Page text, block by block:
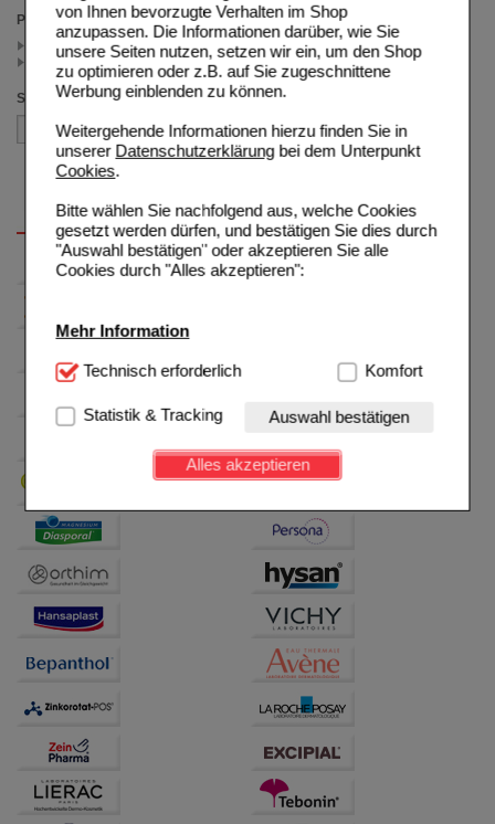
von Ihnen bevorzugte Verhalten im Shop
anzupassen. Die Informationen darüber, wie Sie
unsere Seiten nutzen, setzen wir ein, um den Shop
zu optimieren oder z.B. auf Sie zugeschnittene
Werbung einblenden zu können.
Weitergehende Informationen hierzu finden Sie in
unserer Datenschutzerklärungbei dem Unterpunkt
Cookies.
Bitte wählen Sie nachfolgend aus, welche Cookies
gesetzt werden dürfen, und bestätigen Sie dies durch
"Auswahl bestätigen" oder akzeptieren Sie alle
Cookies durch "Alles akzeptieren":
Mehr Information
Technisch Notwendig:Hierbei handelt es sich um
Website notwendig sind (z.B. Navigation, Warenkorb,
Kundenkonto), weshalb auf diese nicht verzichtet
werden kann.
Einkaufserlebnis noch ansprechender zu gestalten,
beispielsweise für die Wiedererkennung des
Besuchers oder unsere Seite an bevorzugte
Verhaltensweisen (z.B. Spracheinstellung)
anzupassen. Komfort-Cookies ermöglichen es uns
auch auf Ihre Bedürfnisse zugeschrittene Inhalte
anzuzeigen und unser Partnerprogramm zu
Informationen über die Art und Weise der Nutzung
Website weiter für Sie optimieren können, den Inhalt
auf unserer Website aber auch die Werbung auf
Drittseiten möglichst relevant für Sie zu gestalten.
Bitte beachten Sie, dass Daten hierfür teilweise an
Technisch erforderlich Komfort
Statistik & Tracking Auswahl bestätigen
Alles akzeptieren
Preis
>= 45.00 (1)
Sortieren nach